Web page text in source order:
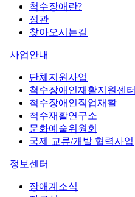
척수장애란?
정관
찾아오시는길
사업안내
단체지원사업
척수장애인재활지원센터
척수장애인직업재활
척수재활연구소
문화예술위원회
국제 교류/개발 협력사업
정보센터
장애계소식